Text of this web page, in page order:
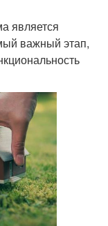
является
важный этап,